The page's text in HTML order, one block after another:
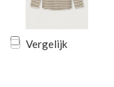
Vergelijk